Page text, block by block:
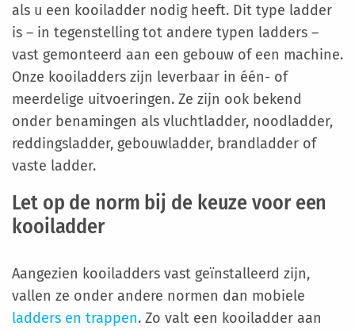
als u een kooiladder nodig heeft. Dit type ladder
is – in tegenstelling tot andere typen ladders –
vast gemonteerd aan een gebouw of een machine.
Onze kooiladders zijn leverbaar in één- of
meerdelige uitvoeringen. Ze zijn ook bekend
onder benamingen als vluchtladder, noodladder,
reddingsladder, gebouwladder, brandladder of
vaste ladder.
Let op de norm bij de keuze voor een
kooiladder
Aangezien kooiladders vast geïnstalleerd zijn,
vallen ze onder andere normen dan mobiele
ladders en trappen. Zo valt een kooiladder aan